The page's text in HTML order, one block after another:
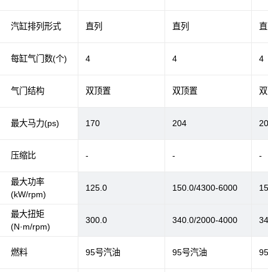
汽缸排列形式
每缸气门数(个)
气门结构
最大马力(ps)
压缩比
最大功率
(kW/rpm)
最大扭矩
(N·m/rpm)
燃料
直列 直列
4 4 4
双顶置 双顶置
170 204
- - -
125.0 150.0/4300-6000
300.0 340.0/2000-4000
95号汽油 95号汽油